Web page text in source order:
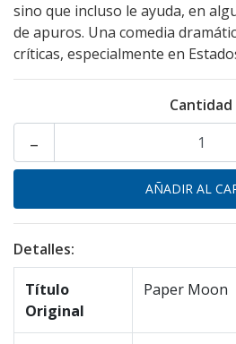
sino que incluso le ayuda, en
de apuros. Una comedia
críticas, especialmente en
Cantidad
-
Detalles:
Título
Original
Paper Moon